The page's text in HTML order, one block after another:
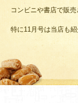
コンビニや書店で販売
特に11月号は当店も